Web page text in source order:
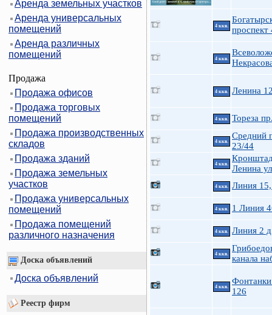
Аренда земельных участков
Аренда универсальных
помещений
Аренда различных
помещений
Продажа
Продажа офисов
Продажа торговых
помещений
Продажа производственных
складов
Продажа зданий
Продажа земельных
участков
Продажа универсальных
помещений
Продажа помещений
различного назначения
Доска объявлений
Доска объявлений
Реестр фирм
4 ккв.
проспект
4 ккв.
4 ккв. Ленина
4 ккв. Тореза
4 ккв.
Средний
23/44
4 ккв.
Ленина
4 ккв. Линия
4 ккв. 1 Линия
4 ккв. Линия 2
4 ккв.
канала
4 ккв.
126